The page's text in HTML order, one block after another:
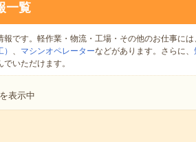
一覧
です。軽作業・物流・工場・その他のお仕事には
、 マシンオペレーターなどがあります。さらに、
いただけます。
表示中